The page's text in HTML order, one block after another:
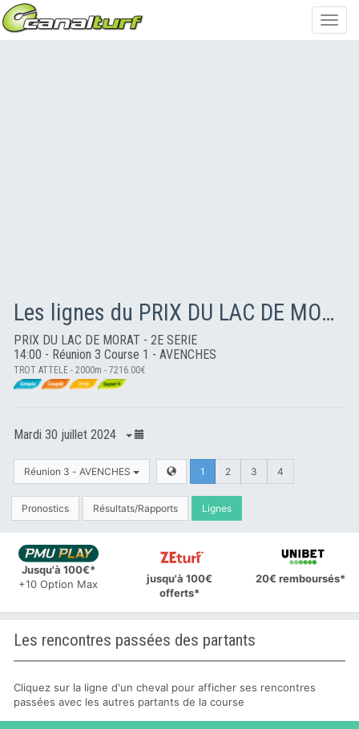
Les lignes du PRIX DU LAC DE MORAT - 2E SERIE
PRIX DU LAC DE MORAT - 2E SERIE
14:00 - Réunion 3 Course 1 - AVENCHES
TROT ATTELE - 2000m - 7216.00€
Mardi 30 juillet 2024
Réunion 3 - AVENCHES 1 2 3 4
Pronostics Résultats/Rapports Lignes
Jusqu'à 100€*
+10 Option Max
jusqu'à 100€
offerts*
20€ remboursés*
Les rencontres passées des partants
Cliquez sur la ligne d'un cheval pour afficher ses rencontres
passées avec les autres partants de la course